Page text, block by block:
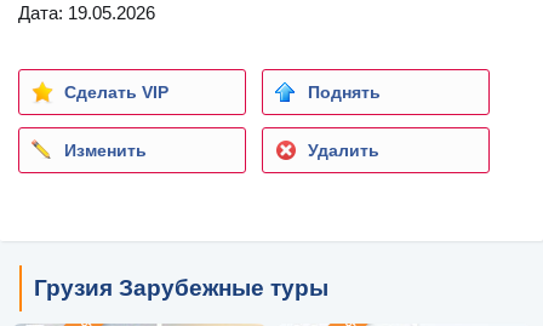
Дата: 19.05.2026
Сделать VIP Поднять
Изменить Удалить
Грузия Зарубежные туры